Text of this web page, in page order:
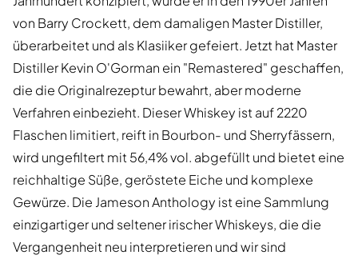
von Barry Crockett, dem damaligen Master Distiller,
überarbeitet und als Klasiiker gefeiert. Jetzt hat Master
Distiller Kevin O'Gorman ein "Remastered" geschaffen,
die die Originalrezeptur bewahrt, aber moderne
Verfahren einbezieht. Dieser Whiskey ist auf 2220
Flaschen limitiert, reift in Bourbon- und Sherryfässern,
wird ungefiltert mit 56,4% vol. abgefüllt und bietet eine
reichhaltige Süße, geröstete Eiche und komplexe
Gewürze. Die Jameson Anthology ist eine Sammlung
einzigartiger und seltener irischer Whiskeys, die die
Vergangenheit neu interpretieren und wir sind